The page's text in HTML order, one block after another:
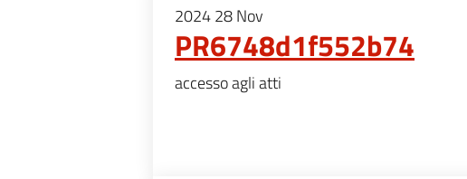
202428Nov
PR6748d1f552b74
accesso agli atti